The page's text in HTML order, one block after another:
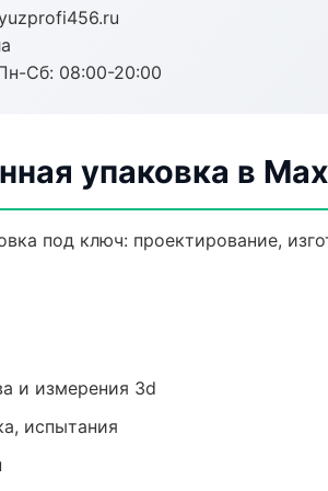
Сб: 08:00-20:00
упаковка в
под ключ: проектирование,
и измерения 3d
испытания